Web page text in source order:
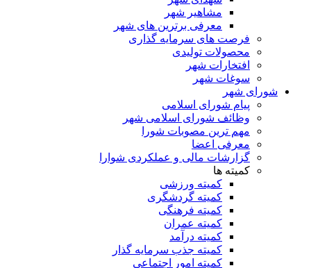
مشاهیر شهر
معرفی برترین های شهر
فرصت های سرمایه گذاری
محصولات تولیدی
افتخارات شهر
سوغات شهر
شورای شهر
پیام شورای اسلامی
وظائف شورای اسلامی شهر
مهم ترین مصوبات شورا
معرفی اعضا
گزارشات مالی و عملکردی شوارا
کمیته ها
کمیته ورزشی
کمیته گردشگری
کمیته فرهنگی
کمیته عمران
کمیته درآمد
کمیته جذب سرمایه گذار
کمیته امور اجتماعی